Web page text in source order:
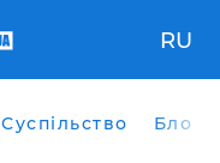
RU
Суспільство Блоги